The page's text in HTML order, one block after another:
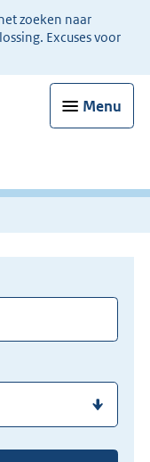
zoeken naar
Excuses voor
Menu